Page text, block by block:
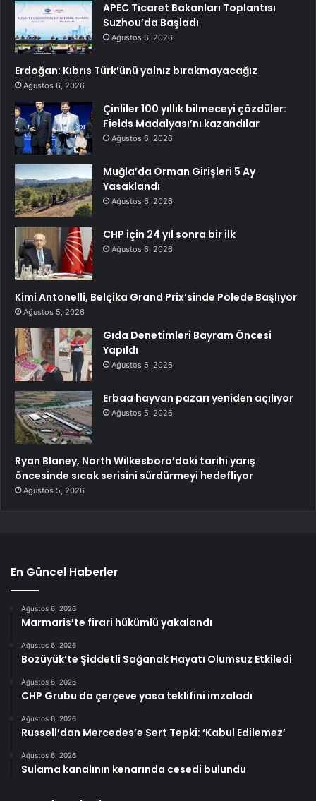
APEC Ticaret Bakanları Toplantısı
Suzhou’da Başladı
Ağustos 6, 2026
Erdoğan: Kıbrıs Türk’ünü yalnız bırakmayacağız
Ağustos 6, 2026
Çinliler 100 yıllık bilmeceyi çözdüler:
Fields Madalyası’nı kazandılar
Ağustos 6, 2026
Muğla’da Orman Girişleri 5 Ay
Yasaklandı
Ağustos 6, 2026
CHP için 24 yıl sonra bir ilk
Ağustos 6, 2026
Kimi Antonelli, Belçika Grand Prix’sinde Polede Başlıyor
Ağustos 5, 2026
Gıda Denetimleri Bayram Öncesi
Yapıldı
Ağustos 5, 2026
Erbaa hayvan pazarı yeniden açılıyor
Ağustos 5, 2026
Ryan Blaney, North Wilkesboro’daki tarihi yarış
öncesinde sıcak serisini sürdürmeyi hedefliyor
Ağustos 5, 2026
En Güncel Haberler
Ağustos 6, 2026
Marmaris’te firari hükümlü yakalandı
Ağustos 6, 2026
Bozüyük’te Şiddetli Sağanak Hayatı Olumsuz Etkiledi
Ağustos 6, 2026
CHP Grubu da çerçeve yasa teklifini imzaladı
Ağustos 6, 2026
Russell’dan Mercedes’e Sert Tepki: ‘Kabul Edilemez’
Ağustos 6, 2026
Sulama kanalının kenarında cesedi bulundu